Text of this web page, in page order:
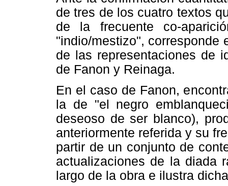
de tres de los cuatro textos
de la frecuente co-
"indio/mestizo", corresponde
de las representaciones de
de Fanon y Reinaga.
En el caso de Fanon,
la de "el negro
deseoso de ser blanco),
anteriormente referida y su
partir de un conjunto de
actualizaciones de la diada
largo de la obra e ilustra